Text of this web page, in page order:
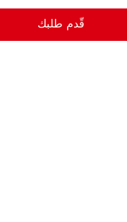
قّدم طلبك
قّدم طلبك لتحويل الرصيد